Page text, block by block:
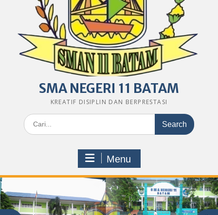
SMA NEGERI 11 BATAM
KREATIF DISIPLIN DAN BERPRESTASI
Search
for:
Menu